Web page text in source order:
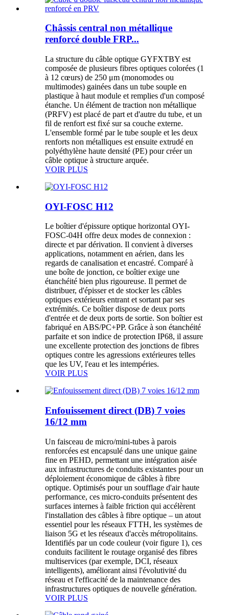
Châssis central non métallique
renforcé double FRP...
La structure du câble optique GYFXTBY est
composée de plusieurs fibres optiques colorées (1
à 12 cœurs) de 250 μm (monomodes ou
multimodes) gainées dans un tube souple en
plastique à haut module et remplies d'un composé
étanche. Un élément de traction non métallique
(PRFV) est placé de part et d'autre du tube, et un
fil de renfort est fixé sur sa couche externe.
L'ensemble formé par le tube souple et les deux
renforts non métalliques est ensuite extrudé en
polyéthylène haute densité (PE) pour créer un
câble optique à structure arquée.
VOIR PLUS
OYI-FOSC H12
Le boîtier d'épissure optique horizontal OYI-
FOSC-04H offre deux modes de connexion :
directe et par dérivation. Il convient à diverses
applications, notamment en aérien, dans les
regards de canalisation et encastré. Comparé à
une boîte de jonction, ce boîtier exige une
étanchéité bien plus rigoureuse. Il permet de
distribuer, d'épisser et de stocker les câbles
optiques extérieurs entrant et sortant par ses
extrémités. Ce boîtier dispose de deux ports
d'entrée et de deux ports de sortie. Son boîtier est
fabriqué en ABS/PC+PP. Grâce à son étanchéité
parfaite et son indice de protection IP68, il assure
une excellente protection des jonctions de fibres
optiques contre les agressions extérieures telles
que les UV, l'eau et les intempéries.
VOIR PLUS
Enfouissement direct (DB) 7 voies
16/12 mm
Un faisceau de micro/mini-tubes à parois
renforcées est encapsulé dans une unique gaine
fine en PEHD, permettant une intégration aisée
aux infrastructures de conduits existantes pour un
déploiement économique de câbles à fibre
optique. Optimisés pour un soufflage d'air haute
performance, ces micro-conduits présentent des
surfaces internes à faible friction qui accélèrent
l'installation des câbles à fibre optique – un atout
essentiel pour les réseaux FTTH, les systèmes de
liaison 5G et les réseaux d'accès métropolitains.
Identifiés par un code couleur (voir figure 1), ces
conduits facilitent le routage organisé des fibres
multiservices (par exemple, DCI, réseaux
intelligents), améliorant ainsi l'évolutivité du
réseau et l'efficacité de la maintenance des
infrastructures optiques de nouvelle génération.
VOIR PLUS